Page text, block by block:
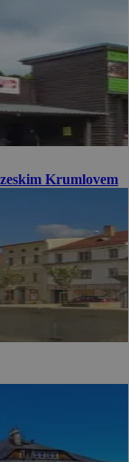
Krumlovem